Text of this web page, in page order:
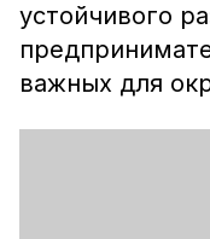
устойчивого
важных для